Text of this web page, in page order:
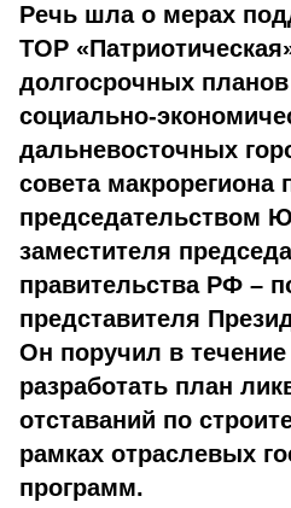
Речь шла о мерах
ТОР
долгосрочных
социально-
дальневосточных
совета макрорегиона
председательством
заместителя
правительства РФ –
представителя
Он поручил в
разработать план
отставаний по
рамках отраслевых
программ.